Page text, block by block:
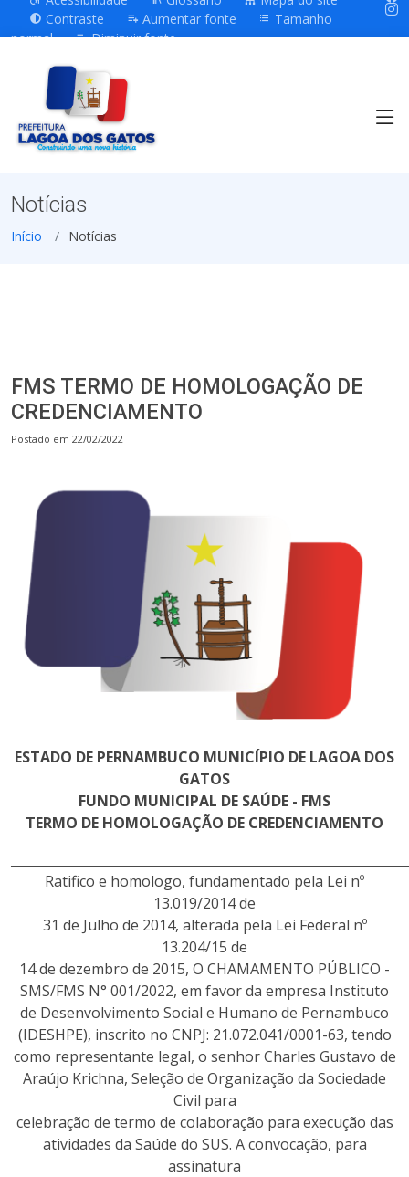
Contraste
Aumentar fonte
Tamanho
normal
Diminuir fonte
Notícias
Início Notícias
FMS TERMO DE HOMOLOGAÇÃO DE
CREDENCIAMENTO
Postado em 22/02/2022
ESTADO DE PERNAMBUCO MUNICÍPIO DE LAGOA DOS
GATOS
FUNDO MUNICIPAL DE SAÚDE - FMS
TERMO DE HOMOLOGAÇÃO DE CREDENCIAMENTO
Ratifico e homologo, fundamentado pela Lei nº
13.019/2014 de
31 de Julho de 2014, alterada pela Lei Federal nº
13.204/15 de
14 de dezembro de 2015, O CHAMAMENTO PÚBLICO -
SMS/FMS N° 001/2022, em favor da empresa Instituto
de Desenvolvimento Social e Humano de Pernambuco
(IDESHPE), inscrito no CNPJ: 21.072.041/0001-63, tendo
como representante legal, o senhor Charles Gustavo de
Araújo Krichna, Seleção de Organização da Sociedade
Civil para
celebração de termo de colaboração para execução das
atividades da Saúde do SUS. A convocação, para
assinatura